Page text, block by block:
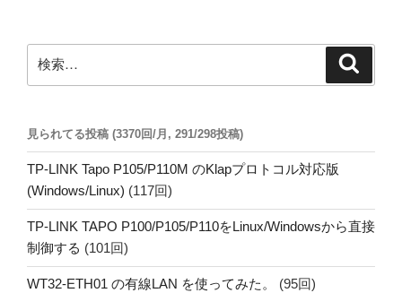
ー
ジ
り
ジ
索:
見られてる投稿 (3370回/月, 291/298投稿)
TP-LINK Tapo P105/P110M のKlapプロトコル対応版
(Windows/Linux) (117回)
TP-LINK TAPO P100/P105/P110をLinux/Windowsから直接
制御する (101回)
WT32-ETH01 の有線LAN を使ってみた。 (95回)